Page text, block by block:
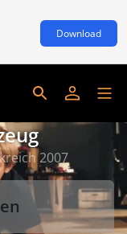
Download
2007